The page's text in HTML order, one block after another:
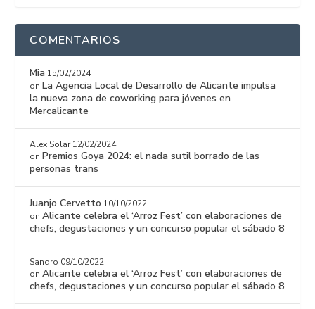
COMENTARIOS
Mia 15/02/2024
onLa Agencia Local de Desarrollo de Alicante impulsa
la nueva zona de coworking para jóvenes en
Mercalicante
Alex Solar 12/02/2024
onPremios Goya 2024: el nada sutil borrado de las
personas trans
Juanjo Cervetto 10/10/2022
onAlicante celebra el ‘Arroz Fest’ con elaboraciones de
chefs, degustaciones y un concurso popular el sábado 8
Sandro 09/10/2022
onAlicante celebra el ‘Arroz Fest’ con elaboraciones de
chefs, degustaciones y un concurso popular el sábado 8